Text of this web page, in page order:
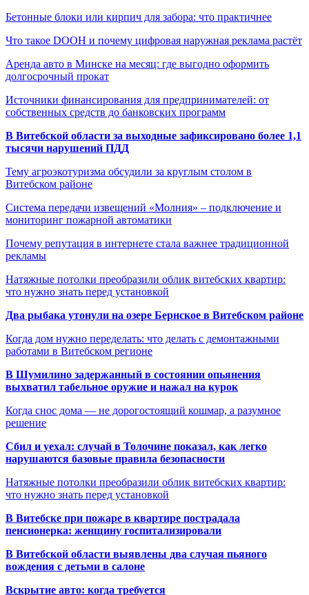
Бетонные блоки или кирпич для забора: что практичнее
Что такое DOOH и почему цифровая наружная реклама растёт
Аренда авто в Минске на месяц: где выгодно оформить
долгосрочный прокат
Источники финансирования для предпринимателей: от
собственных средств до банковских программ
В Витебской области за выходные зафиксировано более 1,1
тысячи нарушений ПДД
Тему агроэкотуризма обсудили за круглым столом в
Витебском районе
Система передачи извещений «Молния» – подключение и
мониторинг пожарной автоматики
Почему репутация в интернете стала важнее традиционной
рекламы
Натяжные потолки преобразили облик витебских квартир:
что нужно знать перед установкой
Два рыбака утонули на озере Бернское в Витебском районе
Когда дом нужно переделать: что делать с демонтажными
работами в Витебском регионе
В Шумилино задержанный в состоянии опьянения
выхватил табельное оружие и нажал на курок
Когда снос дома — не дорогостоящий кошмар, а разумное
решение
Сбил и уехал: случай в Толочине показал, как легко
нарушаются базовые правила безопасности
Натяжные потолки преобразили облик витебских квартир:
что нужно знать перед установкой
В Витебске при пожаре в квартире пострадала
пенсионерка: женщину госпитализировали
В Витебской области выявлены два случая пьяного
вождения с детьми в салоне
Вскрытие авто: когда требуется